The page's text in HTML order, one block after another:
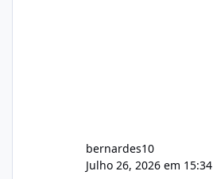
bernardes10
Julho 26, 2026 em 15:34